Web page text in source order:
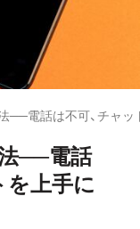
──電話は不可、チャ
──電話
を上手に